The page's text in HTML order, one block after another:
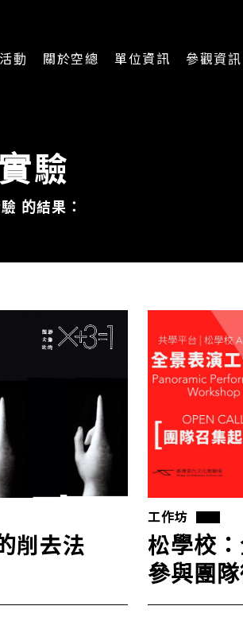
動 關於空總
公開資訊
場地申請
單位資訊 參觀資訊
驗
的結果：
削去法
工作坊
松學校
參與團隊